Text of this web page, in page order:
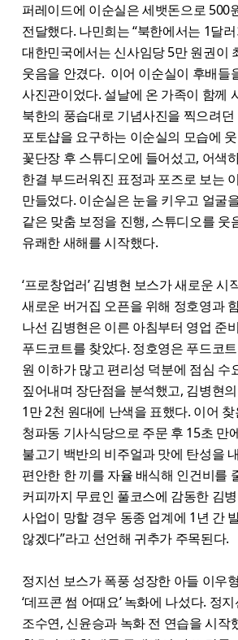
퍼레이드에 이순실은 세뱃돈으로 500
전달했다. 나민희는 “북한에서는 1달
대한민국에서는 신사임당 5만 원권이
웃음을 안겼다. 이어 이순실이 후배들
사진관이었다. 설날에 온 가족이 함께
북한의 풍습대로 기념사진을 찍으려던
포토샵을 요구하는 이순실의 모습에
꽃단장 후 스튜디오에 들어섰고, 어색
한결 부드러워진 표정과 포즈로 보는
만들었다. 이순실은 눈을 키우고 얼굴
같은 맞춤 보정을 진행, 스튜디오를 웃
유쾌한 새해를 시작했다.
‘프로창업러’ 김병현 보스가 새로운 시
새로운 버거집 오픈을 위해 정호영과
나선 김병현은 이른 아침부터 영업 준
푸드코트를 찾았다. 정호영은 푸드코
원 이하가 많고 편리성 덕분에 점심 수
짚어내며 장단점을 분석했고, 김병현
1만 2천 원대에 난색을 표했다. 이어
청파동 기사식당으로 주문 후 15초 만
불고기 백반의 비주얼과 맛에 탄성을
편안한 한 끼를 자율 배식해 인건비를
커피까지 무료인 풀코스에 감동한 김
사업이 망할 경우 동종 업계에 1년 간
않겠다”라고 선언해 귀추가 주목된다.
정지선 보스가 폭풍 성장한 아들 이우
‘데프콘 썸 어때요’ 녹화에 나섰다. 정
조수연, 신윤승과 녹화 전 연습을 시작